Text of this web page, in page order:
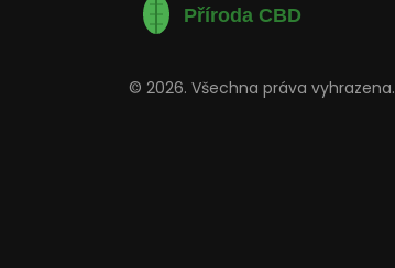
© 2026. Všechna práva vyhrazena.